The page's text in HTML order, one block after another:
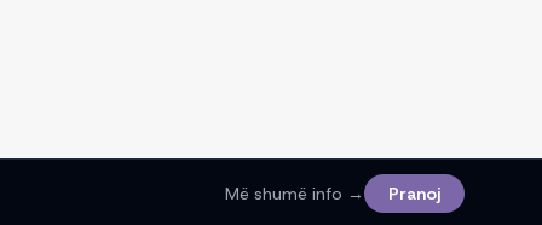
Më shumë info → Pranoj